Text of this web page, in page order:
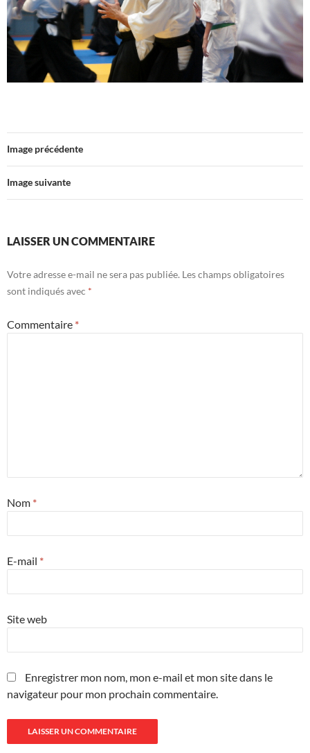
Image précédente
Image suivante
LAISSER UN COMMENTAIRE
Votre adresse e-mail ne sera pas publiée. Les champs obligatoires
sont indiqués avec *
Commentaire *
Nom *
E-mail *
Site web
Enregistrer mon nom, mon e-mail et mon site dans le
navigateur pour mon prochain commentaire.